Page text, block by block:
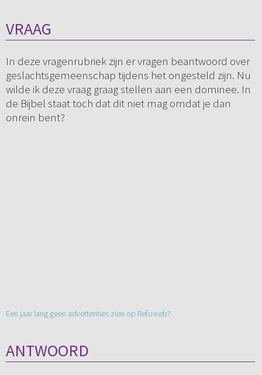
VRAAG
In deze vragenrubriek zijn er vragen beantwoord over
geslachtsgemeenschap tijdens het ongesteld zijn. Nu
wilde ik deze vraag graag stellen aan een dominee. In
de Bijbel staat toch dat dit niet mag omdat je dan
onrein bent?
Een jaar lang geen advertenties zien op Refoweb?
ANTWOORD